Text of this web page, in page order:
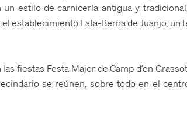
un estilo de carnicería antigua y
establecimiento Lata-Berna de Juanjo,
fiestas Festa Major de Camp d’en
se reúnen, sobre todo en el